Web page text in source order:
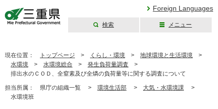
Foreign Languages
検索 メニュー
現在位置： トップページ > くらし・環境 > 地球環境と生活環境 >
水環境 > 水環境総合 > 発生負荷量調査 >
排出水のＣＯＤ、全窒素及び全燐の負荷量等に関する調査について
担当所属： 県庁の組織一覧 > 環境生活部 > 大気・水環境課 >
水環境班